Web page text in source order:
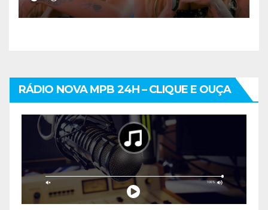
Redefinição de Identidade
Musical
RÁDIO NOVA MPB 24H – CLIQUE E OUÇA